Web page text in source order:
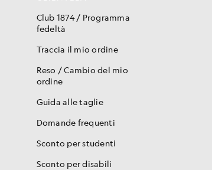
Club 1874 / Programma
fedeltà
Traccia il mio ordine
Reso / Cambio del mio
ordine
Guida alle taglie
Domande frequenti
Sconto per studenti
Sconto per disabili